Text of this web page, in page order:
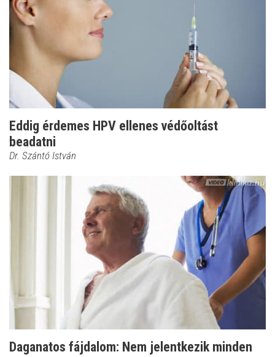
Eddig érdemes HPV ellenes védőoltást
beadatni
Dr. Szántó István
Daganatos fájdalom: Nem jelentkezik minden